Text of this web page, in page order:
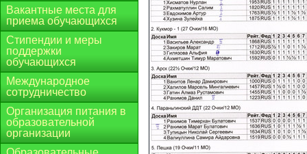
Вакантные места для
приема обучающихся
Стипендии и меры
поддержки
обучающихся
Международное
сотрудничество
Организация питания в
образовательной
организации